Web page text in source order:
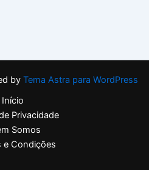
by Tema Astra para WordPress
Início
Privacidade
Somos
e Condições